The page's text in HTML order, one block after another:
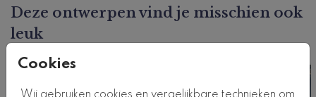
Cookies
deze stijl.
Kaartcode: RS-0593
Deze ontwerpen vind je misschien ook
leuk